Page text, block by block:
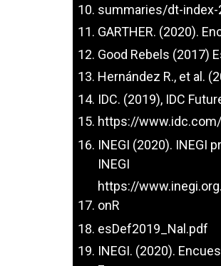
summaries/dt-
GARTHER. (2020).
Good Rebels (2017)
Hernández R., et al.
IDC. (2019), IDC
https://
INEGI (2020). INEGI
INEGI
https://
onR
esDef2019_Nal.pdf
INEGI. (2020).